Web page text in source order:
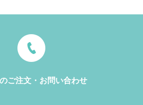
ご注文・お問い合わせ